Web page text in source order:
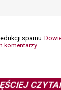
spamu.
komentarzy.